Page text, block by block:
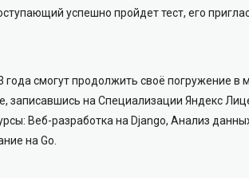
успешно пройдет тест, его
смогут продолжить своё погружение в
записавшись на Специализации Яндекс
Веб-разработка на Django, Анализ
на Go.